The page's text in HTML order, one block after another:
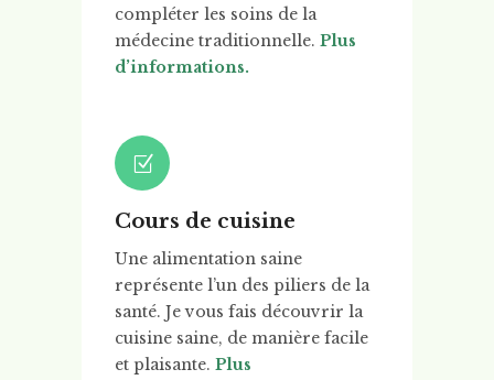
compléter les soins de la
médecine traditionnelle. Plus
d’informations.
Cours de cuisine
Une alimentation saine
représente l’un des piliers de la
santé. Je vous fais découvrir la
cuisine saine, de manière facile
et plaisante. Plus